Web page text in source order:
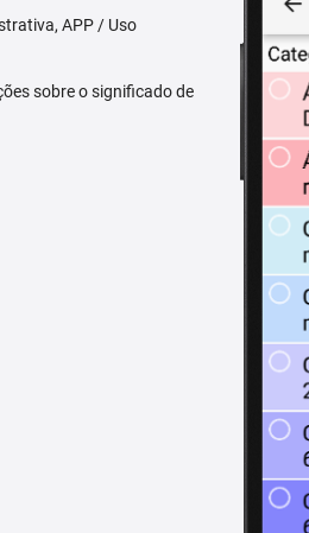
APP / Uso
sobre o significado de